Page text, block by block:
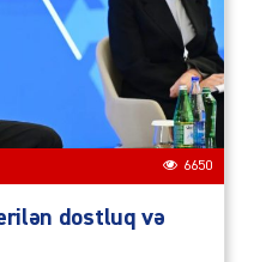
6650
dostluq və